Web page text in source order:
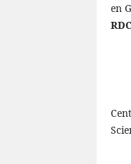
en
RDC